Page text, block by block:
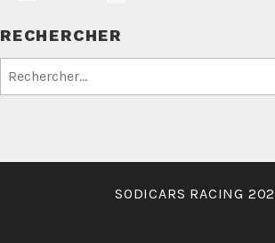
RECHERCHER
SODICARS RACING